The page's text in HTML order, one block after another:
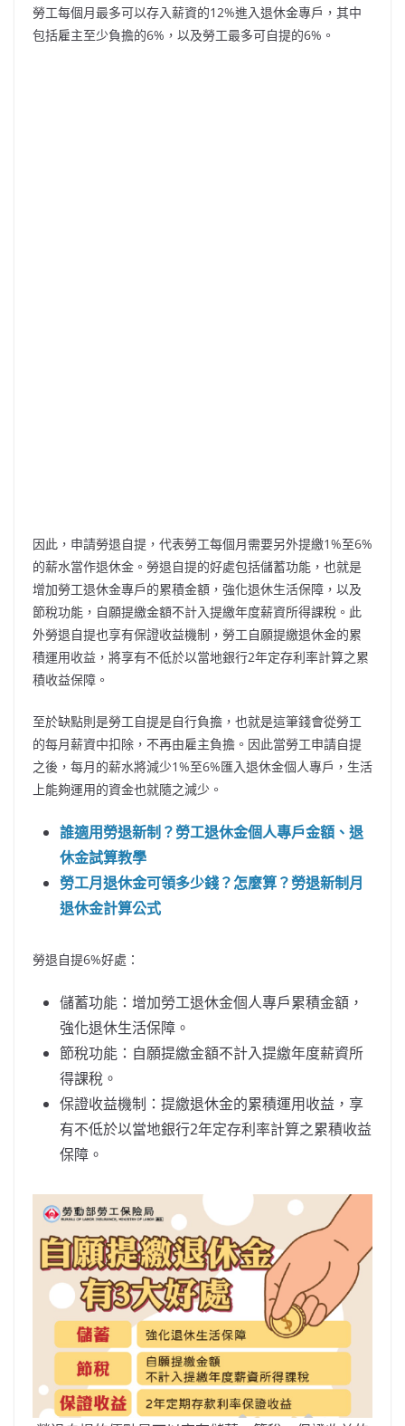
勞工每個月最多可以存入薪資的12%進入退休金專戶，其中
包括雇主至少負擔的6%，以及勞工最多可自提的6%。
因此，申請勞退自提，代表勞工每個月需要另外提繳1%至6%
的薪水當作退休金。勞退自提的好處包括儲蓄功能，也就是
增加勞工退休金專戶的累積金額，強化退休生活保障，以及
節稅功能，自願提繳金額不計入提繳年度薪資所得課稅。此
外勞退自提也享有保證收益機制，勞工自願提繳退休金的累
積運用收益，將享有不低於以當地銀行2年定存利率計算之累
積收益保障。
至於缺點則是勞工自提是自行負擔，也就是這筆錢會從勞工
的每月薪資中扣除，不再由雇主負擔。因此當勞工申請自提
之後，每月的薪水將減少1%至6%匯入退休金個人專戶，生活
上能夠運用的資金也就隨之減少。
誰適用勞退新制？勞工退休金個人專戶金額、退
休金試算教學
勞工月退休金可領多少錢？怎麼算？勞退新制月
退休金計算公式
勞退自提6%好處：
儲蓄功能：增加勞工退休金個人專戶累積金額，
強化退休生活保障。
節稅功能：自願提繳金額不計入提繳年度薪資所
得課稅。
保證收益機制：提繳退休金的累積運用收益，享
有不低於以當地銀行2年定存利率計算之累積收益
保障。